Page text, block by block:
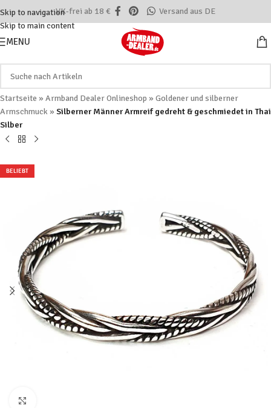
Skip to navigation
Skip to main content
VK-frei ab 18 € Versand aus DE
MENU
Startseite »Armband Dealer Onlineshop »Goldener und silberner
Armschmuck »Silberner Männer Armreif gedreht & geschmiedet in Thai
Silber
BELIEBT